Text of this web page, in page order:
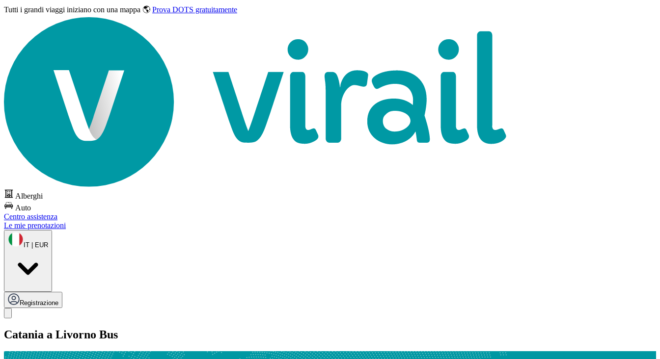
Tutti i grandi viaggi iniziano con una mappa 🌎 Prova DOTS gratuitamente
Alberghi
Auto
Centro assistenza
Le mie prenotazioni
IT | EUR
Registrazione
Catania a Livorno Bus